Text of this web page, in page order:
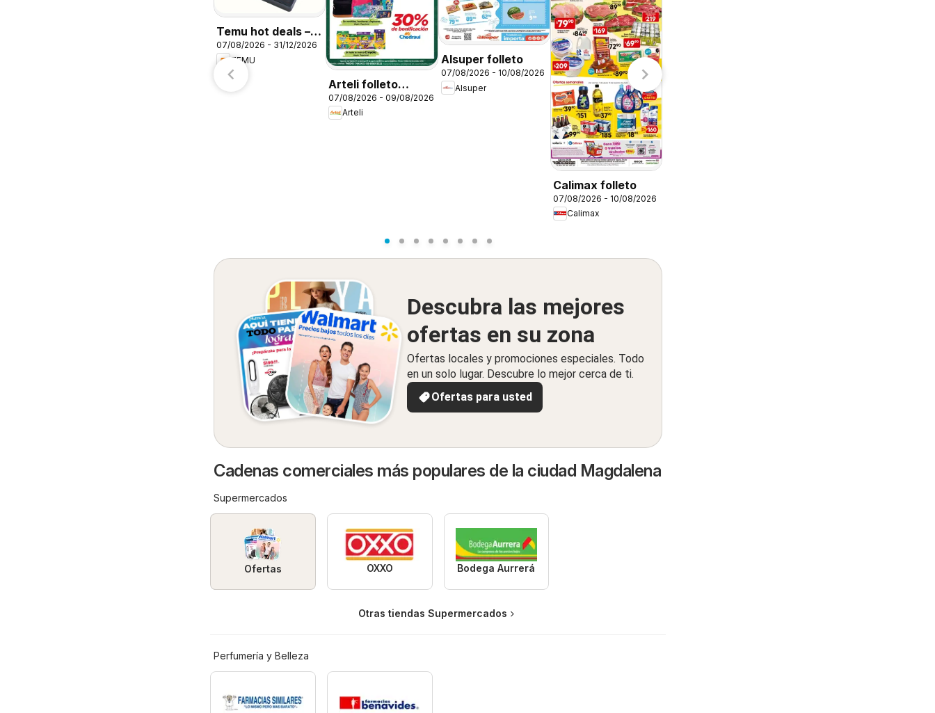
Temu hot deals –
Mexico
07/08/2026 - 31/12/2026
TEMU
Arteli folleto
Regreso a clases
07/08/2026 - 09/08/2026
Arteli
Alsuper folleto
07/08/2026 - 10/08/2026
Alsuper
Calimax folleto
07/08/2026 - 10/08/2026
Calimax
Descubra las mejores
ofertas en su zona
Ofertas locales y promociones especiales. Todo
en un solo lugar. Descubre lo mejor cerca de ti.
Ofertas para usted
Cadenas comerciales más populares de la ciudad Magdalena
Supermercados
Ofertas OXXO Bodega Aurrerá
Otras tiendas Supermercados
Perfumería y Belleza